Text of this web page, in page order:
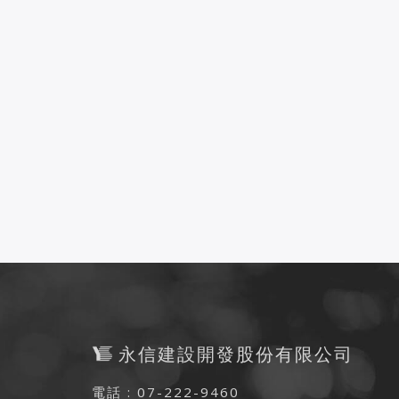
永信建設開發股份有限公司
電話 : 07-222-9460